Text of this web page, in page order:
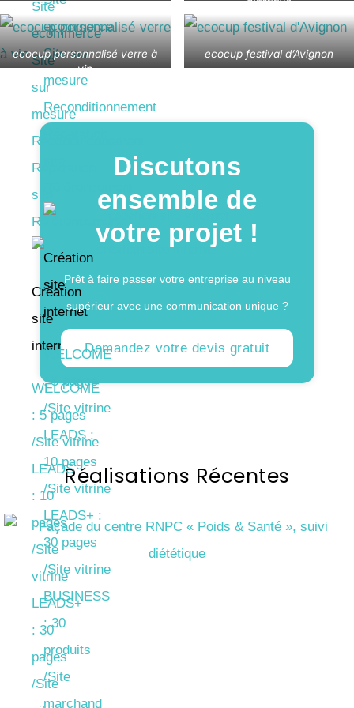
Site
ecommerce
Site
sur
mesure
Reconditionnement
Réparation
site
Référencement
Création
site
internet
WELCOME
: 5 pages
/Site vitrine
LEADS
: 10
pages
/Site
vitrine
LEADS+
: 30
pages
/Site
ecommerce
Site sur
mesure
Reconditionnement
Création
site
internet
WELCOME
: 5 pages
/Site vitrine
LEADS :
10 pages
/Site vitrine
LEADS+ :
30 pages
/Site vitrine
BUSINESS
: 30
produits
/Site
marchand
ecocup personnalisé verre à
vin
ecocup festival d’Avignon
Discutons
ensemble de
votre projet !
Prêt à faire passer votre entreprise au niveau
supérieur avec une communication unique ?
Demandez votre devis gratuit
Réalisations Récentes